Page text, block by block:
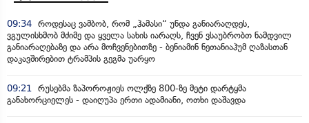
09:34 როდესაც ვამბობ, რომ „ჰამასი“ უნდა განიარაღდეს,
ვგულისხმობ მძიმე და ყველა სახის იარაღს, ჩვენ ვსაუბრობთ ნამდვილ
განიარაღებაზე და არა მოჩვენებითზე - ბენიამინ ნეთანიაჰუმ ღაზასთან
დაკავშირებით ტრამპის გეგმა უარყო
09:21
რუსებმა ზაპოროჟიეს ოლქზე 800-ზე მეტი დარტყმა
განახორციელეს - დაიღუპა ერთი ადამიანი, ოთხი დაშავდა